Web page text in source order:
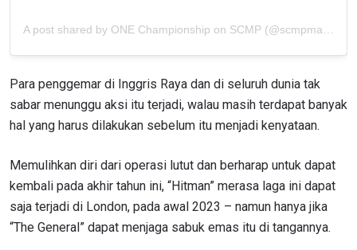
A post shared by ONE Championship on SCMP (@scmpmartialarts)
Para penggemar di Inggris Raya dan di seluruh dunia tak
sabar menunggu aksi itu terjadi, walau masih terdapat banyak
hal yang harus dilakukan sebelum itu menjadi kenyataan.
Memulihkan diri dari operasi lutut dan berharap untuk dapat
kembali pada akhir tahun ini, “Hitman” merasa laga ini dapat
saja terjadi di London, pada awal 2023 – namun hanya jika
“The General” dapat menjaga sabuk emas itu di tangannya.
LIHAT SOROTAN TERBAIK
BERLANGGANAN
pengumpulan, penggunaan dan pembukaan informasi
anda berdasarkanKebijakan Privasikami. Anda dapat
membatalkan (unsubscribe) dari jenis komunikasi ini
kapan saja.